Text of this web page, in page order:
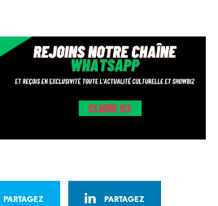
PARTAGEZ PARTAGEZ